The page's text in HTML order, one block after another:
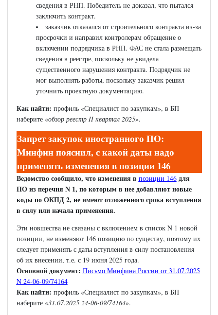
сведения в РНП. Победитель не доказал, что пытался
заключить контракт.
заказчик отказался от строительного контракта из-за
просрочки и направил контролерам обращение о
включении подрядчика в РНП. ФАС не стала размещать
сведения в реестре, поскольку не увидела
существенного нарушения контракта. Подрядчик не
мог выполнять работы, поскольку заказчик решил
уточнить проектную документацию.
Как найти: профиль «Специалист по закупкам», в БП
наберите «обзор реестр II квартал 2025».
Запрет закупок иностранного ПО:
Минфин пояснил, с какой даты надо
применять изменения в позиции 146
Ведомство сообщило, что изменения в позиции 146для
ПО из перечня N 1, по которым в нее добавляют новые
коды по ОКПД 2, не имеют отложенного срока вступления
в силу или начала применения.
Эти новшества не связаны с включением в список N 1 новой
позиции, не изменяют 146 позицию по существу, поэтому их
следует применять с даты вступления в силу постановления
об их внесении, т.е. с 19 июня 2025 года.
Основной документ: Письмо Минфина России от 31.07.2025
N 24-06-09/74164
Как найти: профиль «Специалист по закупкам», в БП
наберите «31.07.2025 24-06-09/74164».